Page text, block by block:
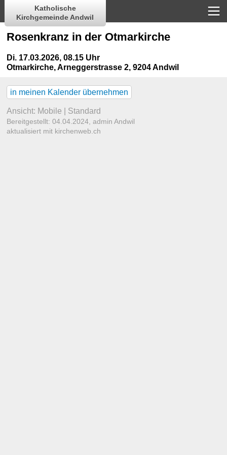
Katholische
Kirchgemeinde Andwil
Rosenkranz in der Otmarkirche
Di. 17.03.2026, 08.15 Uhr
Otmarkirche,Arneggerstrasse 2, 9204 Andwil
in meinen Kalender übernehmen
Ansicht: Mobile Standard
Bereitgestellt: 04.04.2024,admin Andwil
aktualisiert mit kirchenweb.ch